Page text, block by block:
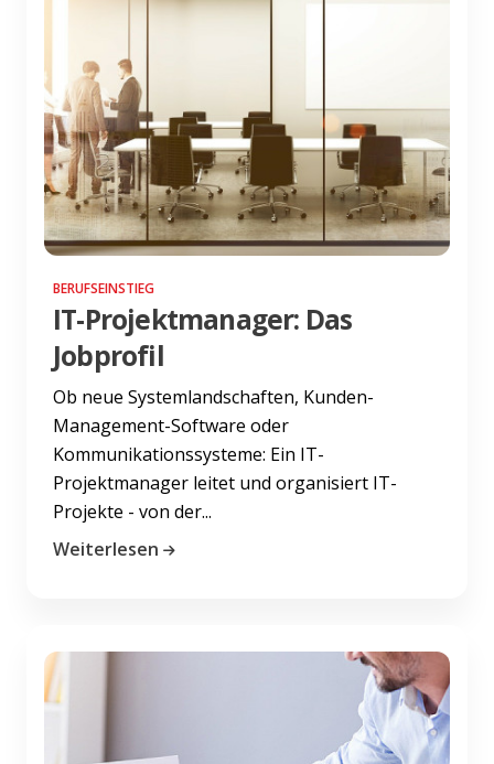
BERUFSEINSTIEG
IT-Projektmanager: Das
Jobprofil
Ob neue Systemlandschaften, Kunden-
Management-Software oder
Kommunikationssysteme: Ein IT-
Projektmanager leitet und organisiert IT-
Projekte - von der...
Weiterlesen